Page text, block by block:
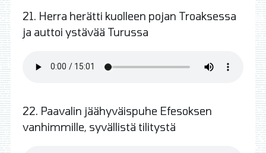
21. Herra herätti kuolleen pojan Troaksessa
ja auttoi ystävää Turussa
22. Paavalin jäähyväispuhe Efesoksen
vanhimmille, syvällistä tilitystä